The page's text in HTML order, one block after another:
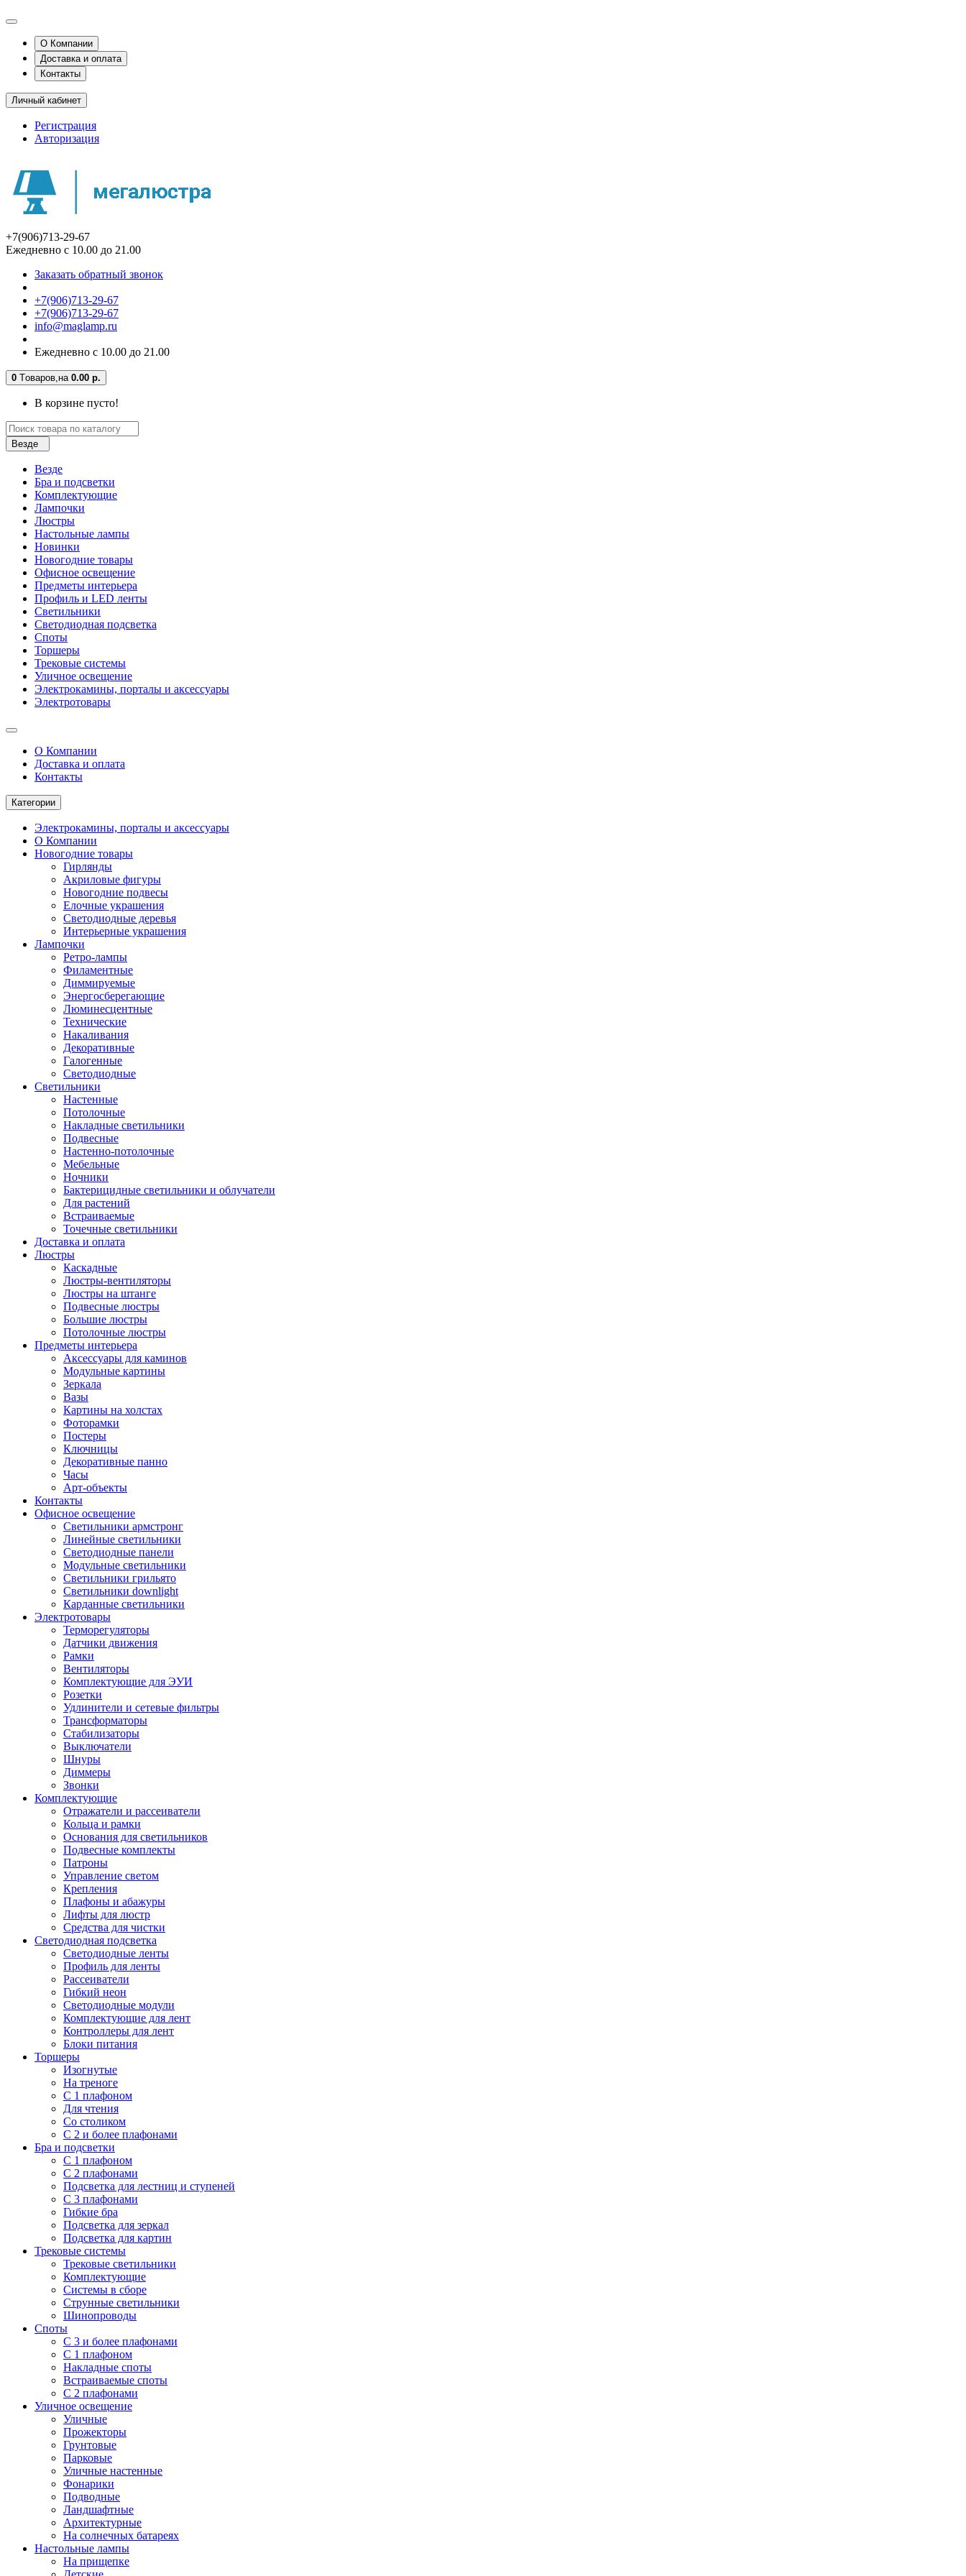
О Компании
Доставка и оплата
Контакты
Личный кабинет
Регистрация
Авторизация
+7(906)713-29-67
Ежедневно с 10.00 до 21.00
Заказать обратный звонок
+7(906)713-29-67
+7(906)713-29-67
info@maglamp.ru
Ежедневно с 10.00 до 21.00
0 Tоваров,на 0.00 р.
В корзине пусто!
Везде
Везде
Бра и подсветки
Комплектующие
Лампочки
Люстры
Настольные лампы
Новинки
Новогодние товары
Офисное освещение
Предметы интерьера
Профиль и LED ленты
Светильники
Светодиодная подсветка
Споты
Торшеры
Трековые системы
Уличное освещение
Электрокамины, порталы и аксессуары
Электротовары
О Компании
Доставка и оплата
Контакты
Категории
Электрокамины, порталы и аксессуары
О Компании
Новогодние товары
Гирлянды
Акриловые фигуры
Новогодние подвесы
Елочные украшения
Светодиодные деревья
Интерьерные украшения
Лампочки
Ретро-лампы
Филаментные
Диммируемые
Энергосберегающие
Люминесцентные
Технические
Накаливания
Декоративные
Галогенные
Светодиодные
Светильники
Настенные
Потолочные
Накладные светильники
Подвесные
Настенно-потолочные
Мебельные
Ночники
Бактерицидные светильники и облучатели
Для растений
Встраиваемые
Точечные светильники
Доставка и оплата
Люстры
Каскадные
Люстры-вентиляторы
Люстры на штанге
Подвесные люстры
Большие люстры
Потолочные люстры
Предметы интерьера
Аксессуары для каминов
Модульные картины
Зеркала
Вазы
Картины на холстах
Фоторамки
Постеры
Ключницы
Декоративные панно
Часы
Арт-объекты
Контакты
Офисное освещение
Светильники армстронг
Линейные светильники
Светодиодные панели
Модульные светильники
Светильники грильято
Светильники downlight
Карданные светильники
Электротовары
Терморегуляторы
Датчики движения
Рамки
Вентиляторы
Комплектующие для ЭУИ
Розетки
Удлинители и сетевые фильтры
Трансформаторы
Стабилизаторы
Выключатели
Шнуры
Диммеры
Звонки
Комплектующие
Отражатели и рассеиватели
Кольца и рамки
Основания для светильников
Подвесные комплекты
Патроны
Управление светом
Крепления
Плафоны и абажуры
Лифты для люстр
Средства для чистки
Светодиодная подсветка
Светодиодные ленты
Профиль для ленты
Рассеиватели
Гибкий неон
Светодиодные модули
Комплектующие для лент
Контроллеры для лент
Блоки питания
Торшеры
Изогнутые
На треноге
С 1 плафоном
Для чтения
Со столиком
С 2 и более плафонами
Бра и подсветки
С 1 плафоном
С 2 плафонами
Подсветка для лестниц и ступеней
С 3 плафонами
Гибкие бра
Подсветка для зеркал
Подсветка для картин
Трековые системы
Трековые светильники
Комплектующие
Системы в сборе
Струнные светильники
Шинопроводы
Споты
С 3 и более плафонами
С 1 плафоном
Накладные споты
Встраиваемые споты
С 2 плафонами
Уличное освещение
Уличные
Прожекторы
Грунтовые
Парковые
Уличные настенные
Фонарики
Подводные
Ландшафтные
Архитектурные
На солнечных батареях
Настольные лампы
На прищепке